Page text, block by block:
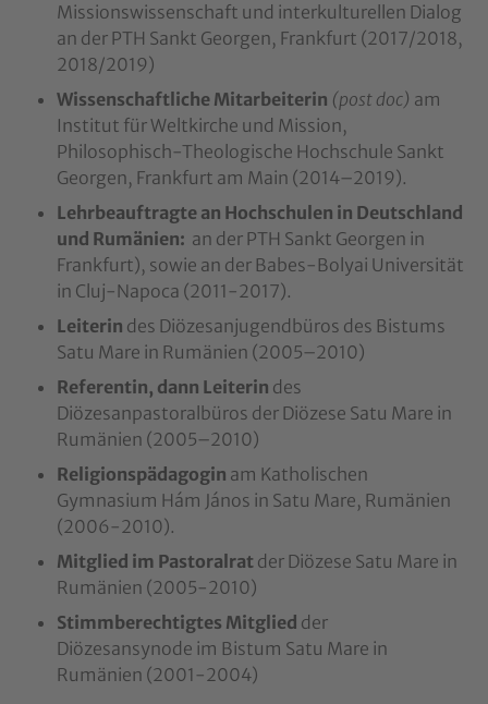
Missionswissenschaft und interkulturellen Dialog
an der PTH Sankt Georgen, Frankfurt (2017/2018,
2018/2019)
Wissenschaftliche Mitarbeiterin (post doc) am
Institut für Weltkirche und Mission,
Philosophisch-Theologische Hochschule Sankt
Georgen, Frankfurt am Main (2014–2019).
Lehrbeauftragte an Hochschulen in Deutschland
und Rumänien: an der PTH Sankt Georgen in
Frankfurt), sowie an der Babes-Bolyai Universität
in Cluj-Napoca (2011-2017).
Leiterin des Diözesanjugendbüros des Bistums
Satu Mare in Rumänien (2005–2010)
Referentin, dann Leiterin des
Diözesanpastoralbüros der Diözese Satu Mare in
Rumänien (2005–2010)
Religionspädagogin am Katholischen
Gymnasium Hám János in Satu Mare, Rumänien
(2006-2010).
Mitglied im Pastoralrat der Diözese Satu Mare in
Rumänien (2005-2010)
Stimmberechtigtes Mitglied der
Diözesansynode im Bistum Satu Mare in
Rumänien (2001-2004)